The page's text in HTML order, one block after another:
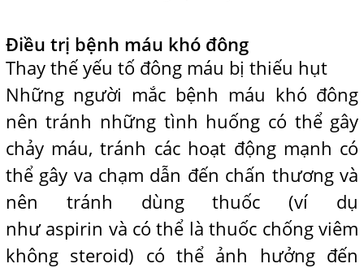
Điều trị bệnh máu khó đông
Thay thế yếu tố đông máu bị thiếu hụt
Những người mắc bệnh máu khó đông
nên tránh những tình huống có thể gây
chảy máu, tránh các hoạt động mạnh có
thể gây va chạm dẫn đến chấn thương và
nên tránh dùng thuốc (ví dụ
như aspirin và có thể là thuốc chống viêm
không steroid) có thể ảnh hưởng đến